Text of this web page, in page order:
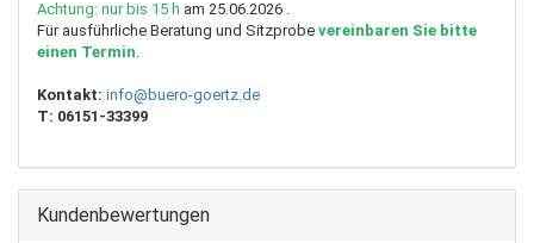
Achtung: nur bis 15 h am 25.06.2026 .
Für ausführliche Beratung und Sitzprobe vereinbaren Sie bitte
einen Termin.
Kontakt: info@buero-goertz.de
T: 06151-33399
Kundenbewertungen